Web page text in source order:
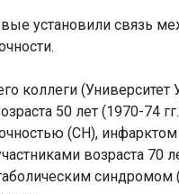
установили связь
коллеги
50 лет (1970-74
(СН),
возраста 70